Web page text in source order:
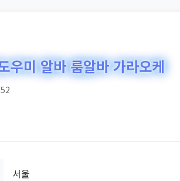
우미 알바 룸알바 가라오케
서울